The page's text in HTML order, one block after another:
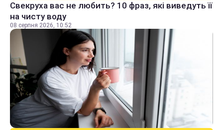
Свекруха вас не любить? 10 фраз, які виведуть її
на чисту воду
08 серпня 2026, 10:52